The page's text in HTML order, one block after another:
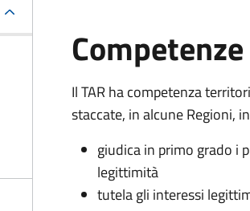
Competenze
Il TAR ha competenza
staccate, in alcune Regioni,
giudica in primo grado i
legittimità
tutela gli interessi